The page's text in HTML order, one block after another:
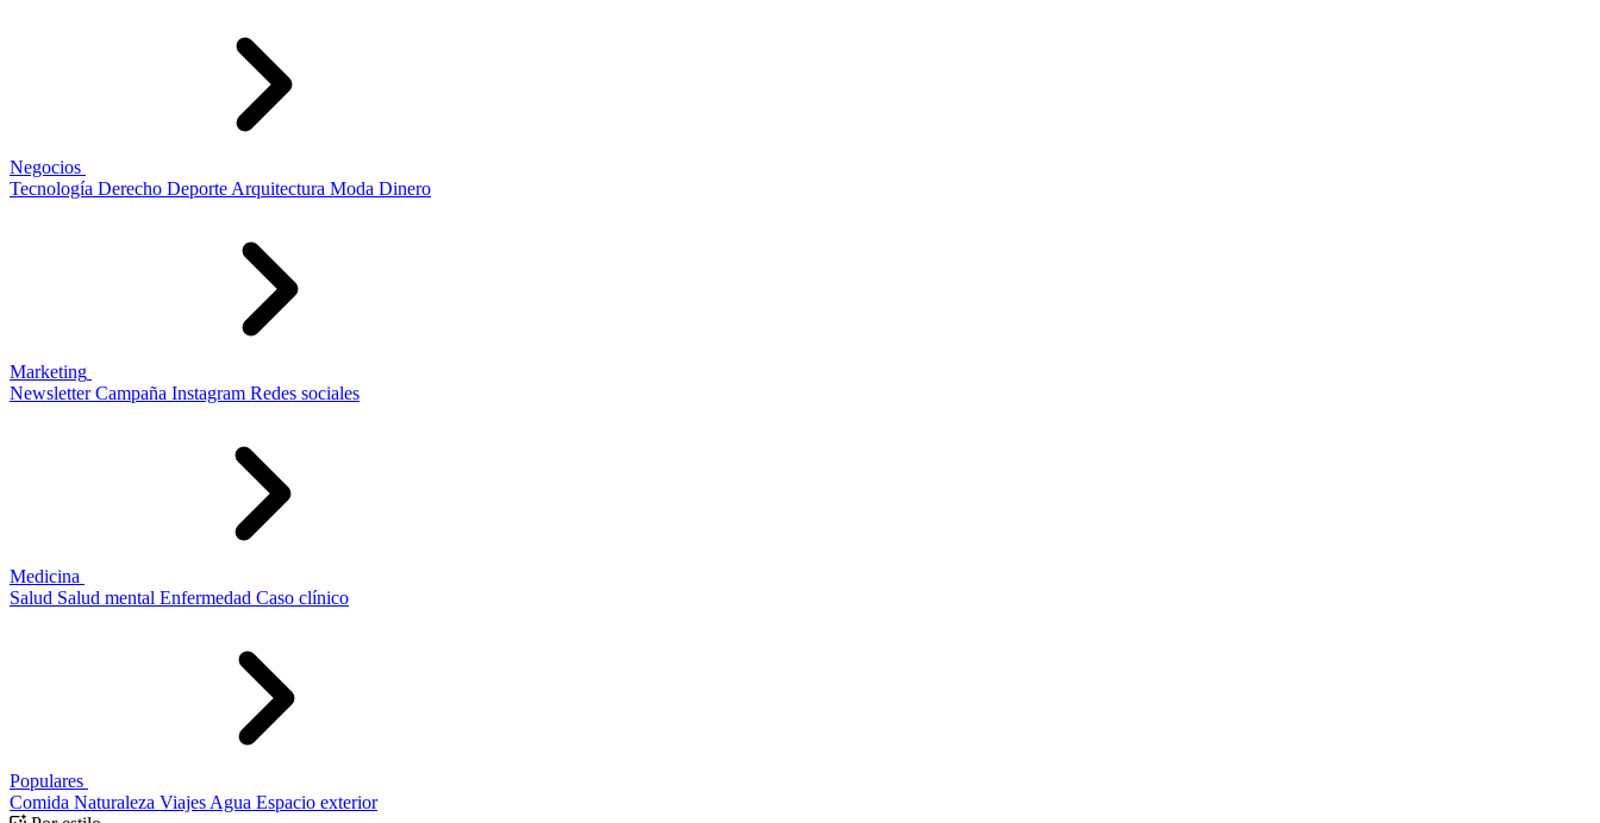
Negocios
Tecnología Derecho Deporte Arquitectura Moda Dinero
Marketing
Newsletter Campaña Instagram Redes sociales
Medicina
Salud Salud mental Enfermedad Caso clínico
Populares
Comida Naturaleza Viajes Agua Espacio exterior